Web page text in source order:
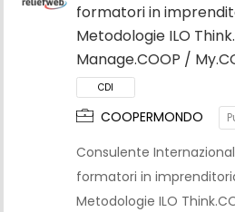
CDI
formatori in
Metodologie ILO
Manage.COOP /
COOPERMONDO
Consulente
formatori in
Metodologie ILO